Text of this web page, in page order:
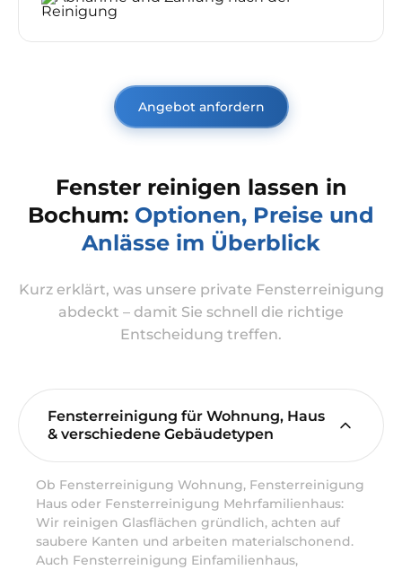
Angebot anfordern
Fenster reinigen lassen in
Bochum: Optionen, Preise und
Anlässe im Überblick
Kurz erklärt, was unsere private Fensterreinigung
abdeckt – damit Sie schnell die richtige
Entscheidung treffen.
Fensterreinigung für Wohnung, Haus
& verschiedene Gebäudetypen
Ob Fensterreinigung Wohnung, Fensterreinigung
Haus oder Fensterreinigung Mehrfamilienhaus:
Wir reinigen Glasflächen gründlich, achten auf
saubere Kanten und arbeiten materialschonend.
Auch Fensterreinigung Einfamilienhaus,